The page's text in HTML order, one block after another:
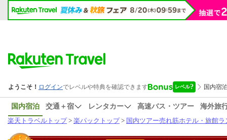
国内宿泊 交通＋宿 レンタカー 高速バス・ツアー
海外旅
楽天トラベルトップ> 楽パックトップ> 国内ツアー売れ筋ホテル・旅館ラ